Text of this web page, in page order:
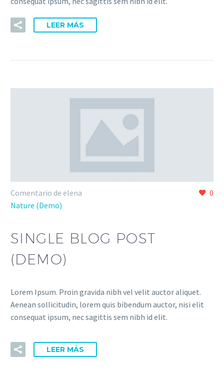
LEER MÁS
0
Comentario de elena
Nature (Demo)
SINGLE BLOG POST
(DEMO)
Lorem Ipsum. Proin gravida nibh vel velit auctor aliquet.
Aenean sollicitudin, lorem quis bibendum auctor, nisi elit
consequat ipsum, nec sagittis sem nibh id elit.
LEER MÁS